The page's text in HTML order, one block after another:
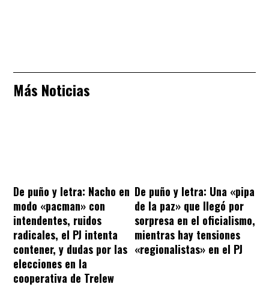
Más Noticias
De puño y letra: Nacho en
modo «pacman» con
intendentes, ruidos
radicales, el PJ intenta
contener, y dudas por las
elecciones en la
cooperativa de Trelew
De puño y letra: Una «pipa
de la paz» que llegó por
sorpresa en el oficialismo,
mientras hay tensiones
«regionalistas» en el PJ